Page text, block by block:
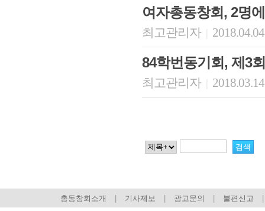
여자총동창회, 2명
최고관리자
84학번동기회, 제3
최고관리자
총동창회소개 기사제보 광고문의 불편신고